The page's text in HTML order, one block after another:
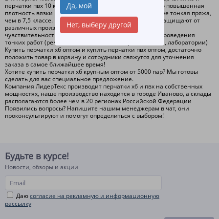
Да, мой
Нет, выберу другой
перчатки пвх 10 класса оптом и в розницу. 10 класс это повышенная
плотность вязки перчаток, при этом используется более тонкая пряжа,
чем в 7,5 классе. Перчатки хб и перчатки пвх хорошо защищают от
различных производственных загрязнений сохраняя
чувствительность рук. Чаще всего используются для проведения
тонких работ (ремонтные мастерские, сборочные цеха, лаборатории)
Купить перчатки хб оптом и купить перчатки пвх оптом, достаточно
положить товар в корзину и сотрудники свяжутся для уточнения
заказа в самое ближайшее время!
Хотите купить перчатки хб крупным оптом от 5000 пар? Мы готовы
сделать для вас специальное предложение.
Компания ЛидерТекс производит перчатки хб и пвх на собственных
мощностях, наше производство находится в городе Иваново, а склады
располагаются более чем в 20 регионах Российской Федерации
Появились вопросы? Напишите нашим менеджерам в чат, они
проконсультируют и помогут определиться с выбором!
Будьте в курсе!
Новости, обзоры и акции
Даюсогласие на рекламную и информационную
рассылку